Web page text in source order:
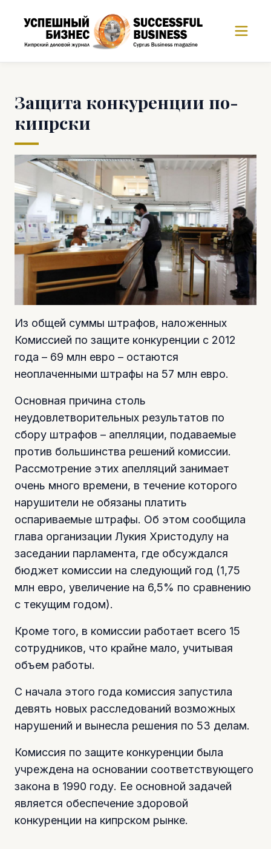
Защита конкуренции по-
кипрски
Из общей суммы штрафов, наложенных
Комиссией по защите конкуренции с 2012
года – 69 млн евро – остаются
неоплаченными штрафы на 57 млн евро.
Основная причина столь
неудовлетворительных результатов по
сбору штрафов – апелляции, подаваемые
против большинства решений комиссии.
Рассмотрение этих апелляций занимает
очень много времени, в течение которого
нарушители не обязаны платить
оспариваемые штрафы. Об этом сообщила
глава организации Лукия Христодулу на
заседании парламента, где обсуждался
бюджет комиссии на следующий год (1,75
млн евро, увеличение на 6,5% по сравнению
с текущим годом).
Кроме того, в комиссии работает всего 15
сотрудников, что крайне мало, учитывая
объем работы.
С начала этого года комиссия запустила
девять новых расследований возможных
нарушений и вынесла решения по 53 делам.
Комиссия по защите конкуренции была
учреждена на основании соответствующего
закона в 1990 году. Ее основной задачей
является обеспечение здоровой
конкуренции на кипрском рынке.